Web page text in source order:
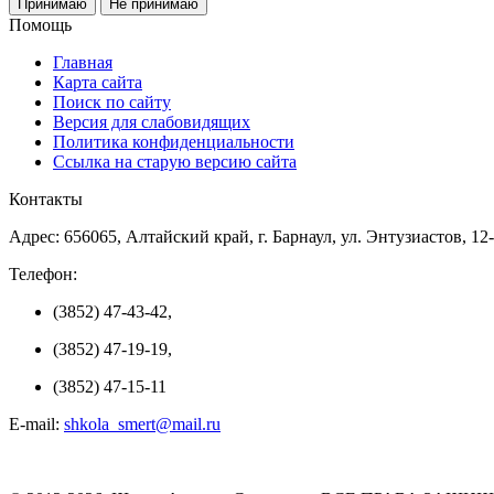
Принимаю Не принимаю
Помощь
Главная
Карта сайта
Поиск по сайту
Версия для слабовидящих
Политика конфиденциальности
Ссылка на старую версию сайта
Контакты
Адрес: 656065, Алтайский край, г. Барнаул, ул. Энтузиастов,
Телефон:
(3852) 47-43-42,
(3852) 47-19-19,
(3852) 47-15-11
E-mail: shkola_smert@mail.ru